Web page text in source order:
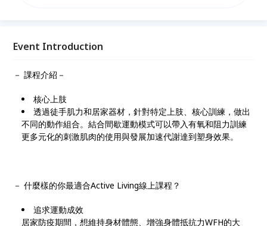
你，找回自己的健康活力！
Event Introduction
－ 課程介紹－
核心上肢
透過徒手肌力和居家器材，針對特定上肢、核心訓練，做出
不同的動作組合。結合間歇運動模式可以帶入有氧和阻力訓練
更多元化的刺激肌肉的使用與發展加速代謝達到塑身效果。
－ 什麼樣的你最適合Active Living線上課程？
追求運動成效
居家防疫期間，想維持身材體態、增強身體抵抗力WFH的大